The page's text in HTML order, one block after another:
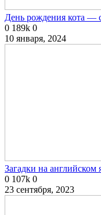
День рождения кота —
0 189k 0
10 января, 2024
Загадки на
0 107k 0
23 сентября, 2023